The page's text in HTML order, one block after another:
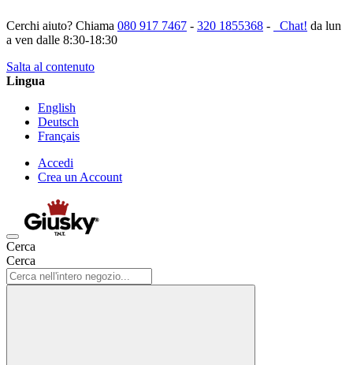
Cerchi aiuto? Chiama 080 917 7467 - 320 1855368 - Chat! da lun
a ven dalle 8:30-18:30
Salta al contenuto
Lingua
English
Deutsch
Français
Accedi
Crea un Account
Cerca
Cerca